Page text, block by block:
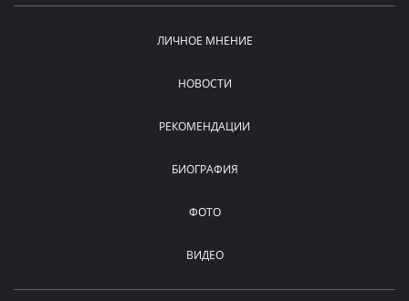
ЛИЧНОЕ МНЕНИЕ
НОВОСТИ
РЕКОМЕНДАЦИИ
БИОГРАФИЯ
ФОТО
ВИДЕО